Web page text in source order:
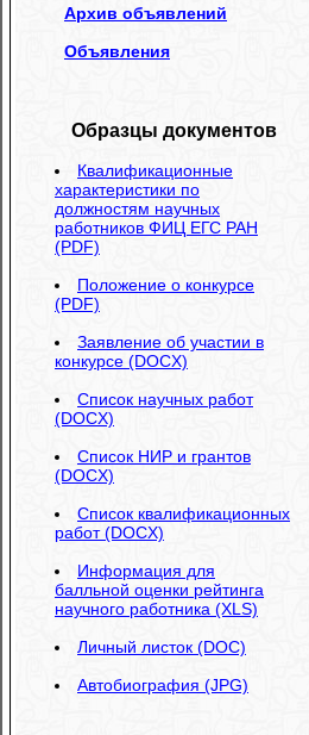
Архив объявлений
Объявления
Образцы документов
Квалификационные
характеристики по
должностям научных
работников ФИЦ ЕГС РАН
(PDF)
Положение о конкурсе
(PDF)
Заявление об участии в
конкурсе (DOCX)
Список научных работ
(DOCX)
Список НИР и грантов
(DOCX)
Список квалификационных
работ (DOCX)
Информация для
балльной оценки рейтинга
научного работника (XLS)
Личный листок (DOC)
Автобиография (JPG)